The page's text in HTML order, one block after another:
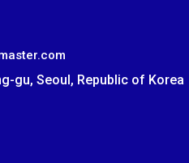
gu, Seoul, Republic of Korea